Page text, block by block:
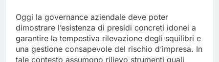
Oggi la governance aziendale deve poter
dimostrare l’esistenza di presidi concreti idonei a
garantire la tempestiva rilevazione degli squilibri e
una gestione consapevole del rischio d’impresa. In
tale contesto assumono rilievo strumenti quali